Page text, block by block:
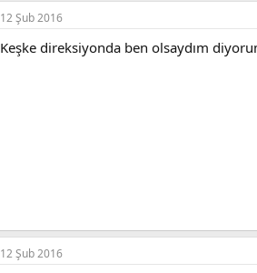
12 Şub 2016
Keşke direksiyonda ben olsaydım
12 Şub 2016